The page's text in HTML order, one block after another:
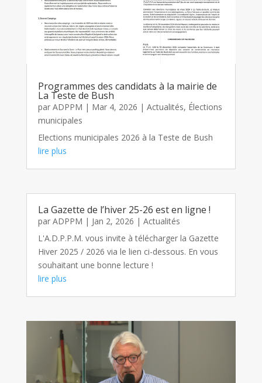
Programmes des candidats à la mairie de
La Teste de Bush
par ADPPM | Mar 4, 2026 | Actualités, Élections
municipales
Elections municipales 2026 à la Teste de Bush
lire plus
La Gazette de l’hiver 25-26 est en ligne !
par ADPPM | Jan 2, 2026 | Actualités
L'A.D.P.P.M. vous invite à télécharger la Gazette
Hiver 2025 / 2026 via le lien ci-dessous. En vous
souhaitant une bonne lecture !
lire plus